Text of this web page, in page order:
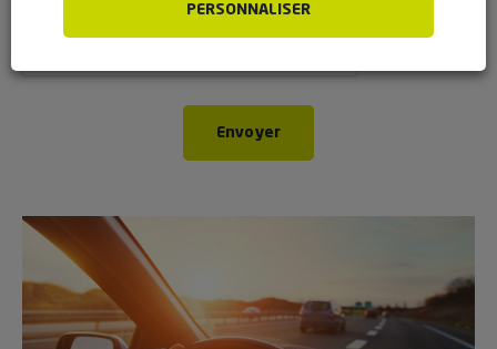
Envoyer
PERSONNALISER